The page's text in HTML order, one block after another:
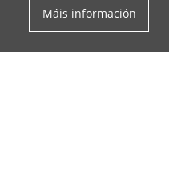
Máis información